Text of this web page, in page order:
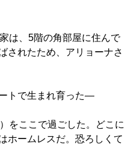
は、5階の角部屋に住んで
されたため、アリョーナさ
トで生まれ育った―
をここで過ごした。どこに
ホームレスだ。恐ろしくて